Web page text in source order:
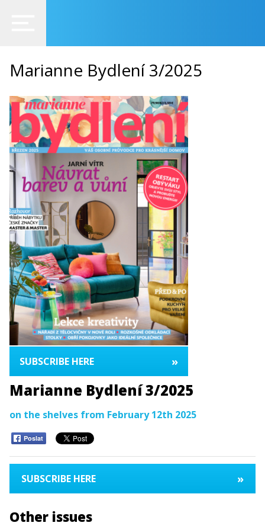
Marianne Bydlení 3/2025
SUBSCRIBE HERE »
Marianne Bydlení 3/2025
on the shelves from February 12th 2025
Poslat
SUBSCRIBE HERE »
Other issues